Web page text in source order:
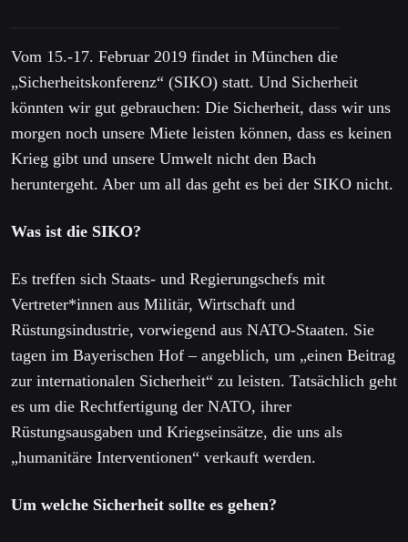
Vom 15.-17. Februar 2019 findet in München die
„Sicherheitskonferenz“ (SIKO) statt. Und Sicherheit
könnten wir gut gebrauchen: Die Sicherheit, dass wir uns
morgen noch unsere Miete leisten können, dass es keinen
Krieg gibt und unsere Umwelt nicht den Bach
heruntergeht. Aber um all das geht es bei der SIKO nicht.
Was ist die SIKO?
Es treffen sich Staats- und Regierungschefs mit
Vertreter*innen aus Militär, Wirtschaft und
Rüstungsindustrie, vorwiegend aus NATO-Staaten. Sie
tagen im Bayerischen Hof – angeblich, um „einen Beitrag
zur internationalen Sicherheit“ zu leisten. Tatsächlich geht
es um die Rechtfertigung der NATO, ihrer
Rüstungsausgaben und Kriegseinsätze, die uns als
„humanitäre Interventionen“ verkauft werden.
Um welche Sicherheit sollte es gehen?